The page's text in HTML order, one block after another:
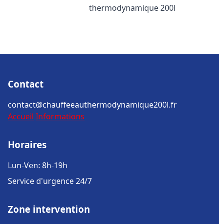
thermodynamique 200l
Contact
contact@chauffeeauthermodynamique200l.fr
Accueil Informations
Horaires
Lun-Ven: 8h-19h
Service d'urgence 24/7
Zone intervention